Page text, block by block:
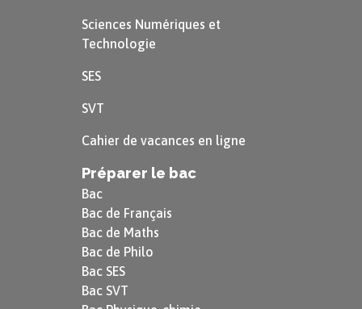
Sciences Numériques et
Technologie
SES
SVT
Cahier de vacances en ligne
Préparer le bac
Bac
Bac de Français
Bac de Maths
Bac de Philo
Bac SES
Bac SVT